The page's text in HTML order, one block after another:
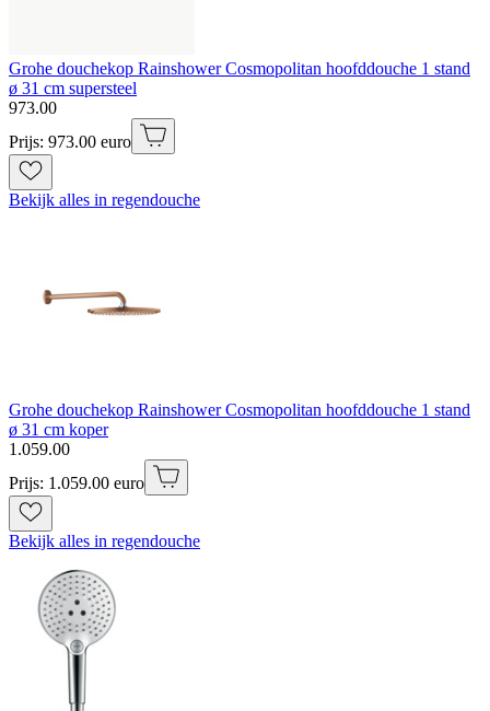
Grohe douchekop Rainshower Cosmopolitan hoofddouche 1 stand
ø 31 cm supersteel
973.00
Prijs: 973.00 euro
Bekijk alles in regendouche
Grohe douchekop Rainshower Cosmopolitan hoofddouche 1 stand
ø 31 cm koper
1 .059.00
Prijs: 1.059.00 euro
Bekijk alles in regendouche